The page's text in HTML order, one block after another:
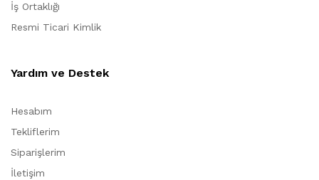
İş Ortaklığı
Resmi Ticari Kimlik
Yardım ve Destek
Hesabım
Tekliflerim
Siparişlerim
İletişim